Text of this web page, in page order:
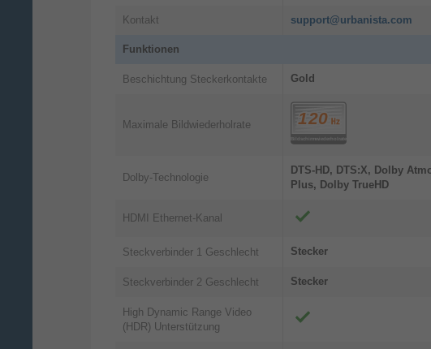
Kontakt support@urbanista.com
Funktionen
Beschichtung Steckerkontakte Gold
Maximale Bildwiederholrate
Dolby-Technologie
DTS-HD, DTS:X, Dolby
Plus, Dolby TrueHD
HDMI Ethernet-Kanal
Steckverbinder 1 Geschlecht Stecker
Steckverbinder 2 Geschlecht Stecker
High Dynamic Range Video
(HDR) Unterstützung